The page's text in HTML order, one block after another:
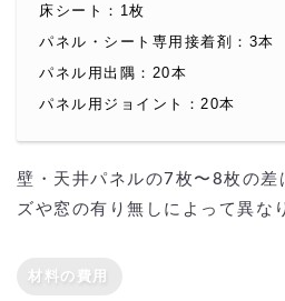
床シート：1枚
パネル・シート専用接着剤：3本
パネル用出隅：20本
パネル用ジョイント：20本
壁・天井パネルの7枚〜8枚の差
ズや窓の有り無しによって異な
材料の費用